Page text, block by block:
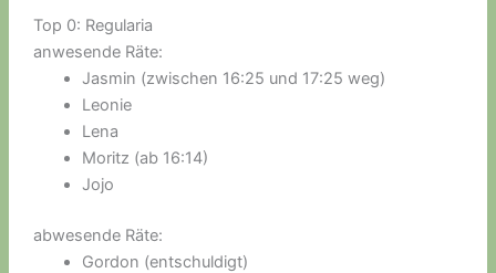
Top 0: Regularia
anwesende Räte:
Jasmin (zwischen 16:25 und 17:25 weg)
Leonie
Lena
Moritz (ab 16:14)
Jojo
abwesende Räte:
Gordon (entschuldigt)